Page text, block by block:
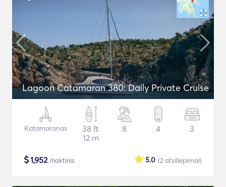
Lagoon Catamaran 380: Daily Private Cruise
Katamaranas
38 ft
12 m
8 4 3
$1,952/naktinis (2 atsiliepimai)
5.0